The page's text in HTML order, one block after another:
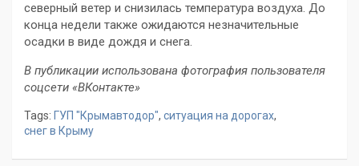
северный ветер и снизилась температура воздуха. До
конца недели также ожидаются незначительные
осадки в виде дождя и снега.
В публикации использована фотография пользователя
соцсети «ВКонтакте»
Tags: ГУП "Крымавтодор", ситуация на дорогах,
снег в Крыму